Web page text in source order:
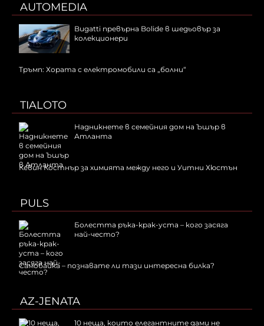
AUTOMEDIA
Bugatti превърна Bolide в шедьовър за
колекционери
Тръмп: Хората с електромобили са „болни“
TIALOTO
Надникнете в семейния дом на Ъшър в
Атланта
Кевин Костнър за химията между него и Уитни Хюстън
PULS
Болестта ръка-крак-уста – кого засяга
най-често?
Самобайка – познавате ли тази интересна билка?
AZ-JENATA
10 неща, които елегантните дами не